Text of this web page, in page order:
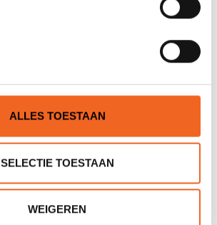
ALLES TOESTAAN
SELECTIE TOESTAAN
WEIGEREN
POLSMANCHET P.ST.